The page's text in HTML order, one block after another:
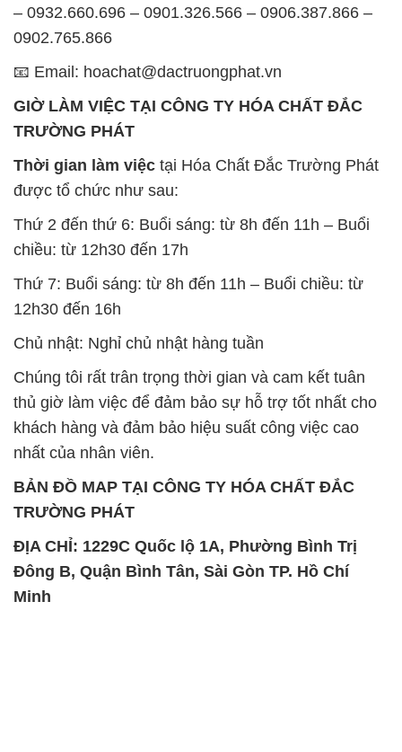
– 0932.660.696 – 0901.326.566 – 0906.387.866 –
0902.765.866
📧 Email: hoachat@dactruongphat.vn
GIỜ LÀM VIỆC TẠI CÔNG TY HÓA CHẤT ĐẮC
TRƯỜNG PHÁT
Thời gian làm việc tại Hóa Chất Đắc Trường Phát
được tổ chức như sau:
Thứ 2 đến thứ 6: Buổi sáng: từ 8h đến 11h – Buổi
chiều: từ 12h30 đến 17h
Thứ 7: Buổi sáng: từ 8h đến 11h – Buổi chiều: từ
12h30 đến 16h
Chủ nhật: Nghỉ chủ nhật hàng tuần
Chúng tôi rất trân trọng thời gian và cam kết tuân
thủ giờ làm việc để đảm bảo sự hỗ trợ tốt nhất cho
khách hàng và đảm bảo hiệu suất công việc cao
nhất của nhân viên.
BẢN ĐỒ MAP TẠI CÔNG TY HÓA CHẤT ĐẮC
TRƯỜNG PHÁT
ĐỊA CHỈ: 1229C Quốc lộ 1A, Phường Bình Trị
Đông B, Quận Bình Tân, Sài Gòn TP. Hồ Chí
Minh